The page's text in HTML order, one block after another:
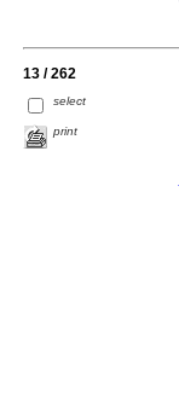
13 / 262
select
print